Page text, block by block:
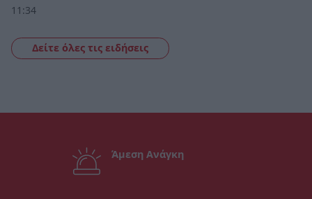
11:34
Δείτε όλες τις ειδήσεις
Άμεση Ανάγκη